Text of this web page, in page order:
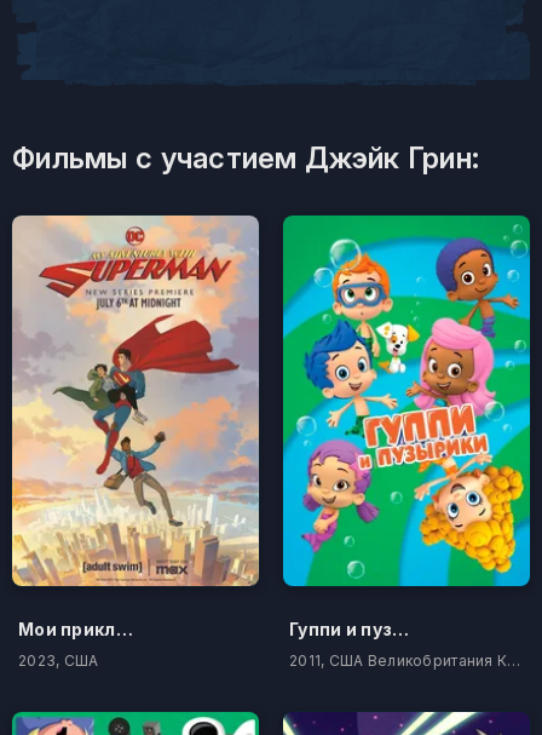
Фильмы с участием Джэйк Грин:
Мои приключения с Суперменом
2023, США
Гуппи и пузырики
2011, США Великобритания Канада